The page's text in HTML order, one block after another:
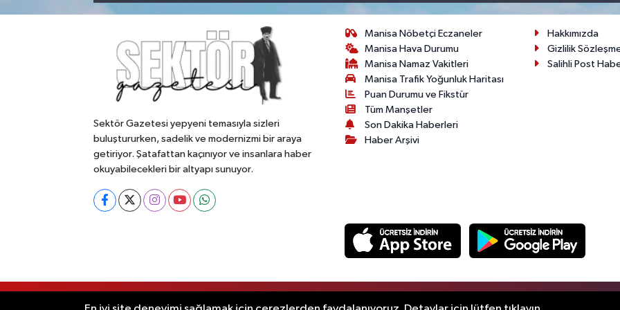
Sektör Gazetesi yepyeni temasıyla sizleri
buluştururken, sadelik ve modernizmi bir araya
getiriyor. Şatafattan kaçınıyor ve insanlara haber
okuyabilecekleri bir altyapı sunuyor.
Manisa Nöbetçi Eczaneler
Manisa Hava Durumu
Manisa Namaz Vakitleri
Manisa Trafik Yoğunluk Haritası
Puan Durumu ve Fikstür
Tüm Manşetler
Son Dakika Haberleri
Haber Arşivi
Hakkımızda
Gizlilik
Salihli Post
RSS Copyright © 2026. Her hakkı saklıdır.